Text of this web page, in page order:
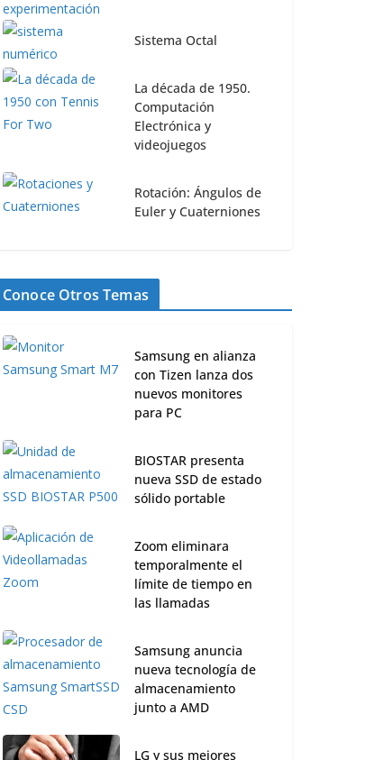
Sistema Octal
La década de 1950.
Computación
Electrónica y
videojuegos
Rotación: Ángulos de
Euler y Cuaterniones
Conoce Otros Temas
Samsung en alianza
con Tizen lanza dos
nuevos monitores
para PC
BIOSTAR presenta
nueva SSD de estado
sólido portable
Zoom eliminara
temporalmente el
límite de tiempo en
las llamadas
Samsung anuncia
nueva tecnología de
almacenamiento
junto a AMD
LG y sus mejores